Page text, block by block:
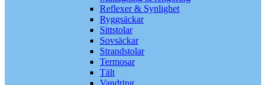
Reflexer & Synlighet
Ryggsäckar
Sittstolar
Sovsäckar
Strandstolar
Termosar
Tält
Vandring